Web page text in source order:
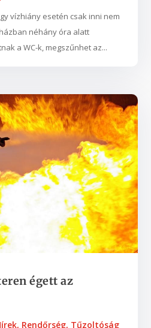
vízhiány esetén csak inni nem
néhány óra alatt
a WC-k, megszűnhet az...
égett az
, Rendőrség, Tűzoltóság